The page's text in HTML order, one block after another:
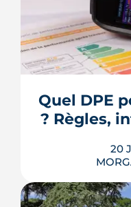
Écoles, base
projets urbains
3e ville de
Quel DPE
? Règles,
20